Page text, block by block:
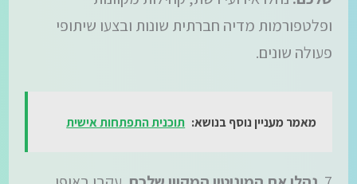
ופלטפורמות מדיה חברתית שונות ובצעו שיתופי
פעולה שונים.
מאמר מעניין נוסף בנושא: תוכנית התפתחות אישית